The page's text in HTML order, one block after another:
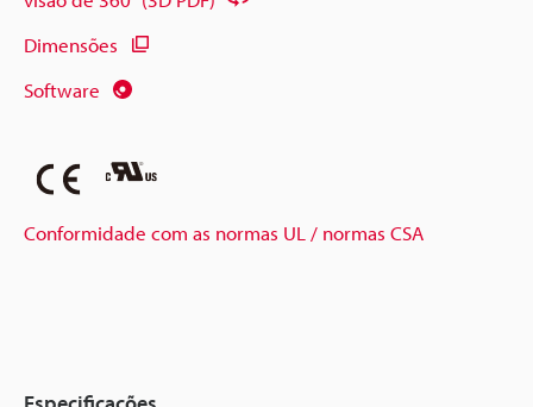
Dimensões
Software
Conformidade com as normas UL / normas CSA